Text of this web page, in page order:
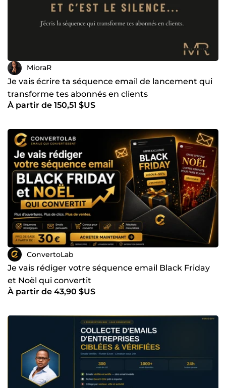
MioraR
Je vais écrire ta séquence email de lancement qui
transforme tes abonnés en clients
À partir de 150,51 $US
ConvertoLab
Je vais rédiger votre séquence email Black Friday
et Noël qui convertit
À partir de 43,90 $US